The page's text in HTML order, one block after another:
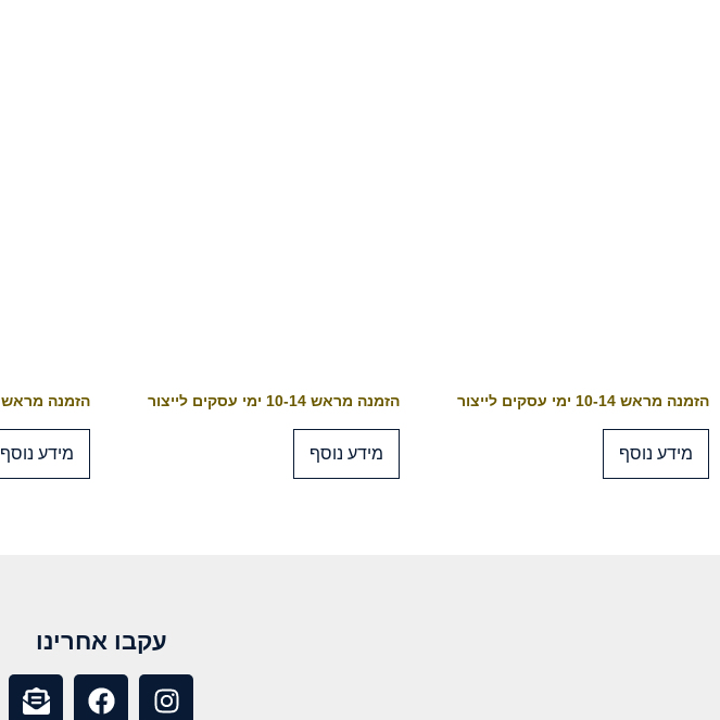
הזמנה מראש 10-14 ימי עסקים לייצור
מידע נוסף
הזמנה מראש 10-14 ימי עסקים לייצור
מידע נוסף
הזמנה מראש 10-14 ימי עסקים לייצור
מידע נוסף
עקבו אחרינו